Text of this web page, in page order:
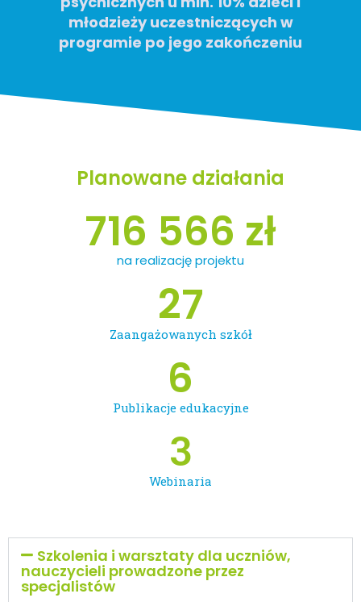
młodzieży uczestniczących w
programie po jego zakończeniu
Planowane działania
na realizację projektu
1 006 871 zł
Zaangażowanych szkół
27
Publikacje edukacyjne
6
Webinaria
3
Szkolenia i warsztaty dla uczniów,
nauczycieli prowadzone przez
specjalistów